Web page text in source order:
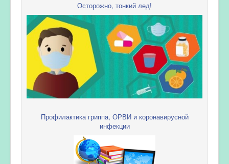
Осторожно, тонкий лед!
Профилактика гриппа, ОРВИ и коронавирусной
инфекции